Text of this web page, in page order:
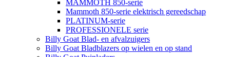
MAMMOTH 850-serie
Mammoth 850-serie elektrisch gereedschap
PLATINUM-serie
PROFESSIONELE serie
Billy Goat Blad- en afvalzuigers
Billy Goat Bladblazers op wielen en op stand